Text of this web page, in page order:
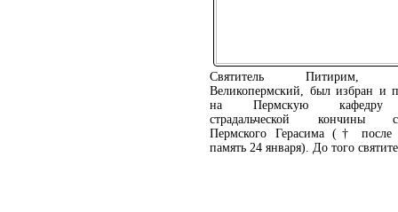
Святитель Питирим,
Великопермский, был избран и
на Пермскую кафедру
страдальческой кончины
Пермского Герасима († после
память 24 января). До того